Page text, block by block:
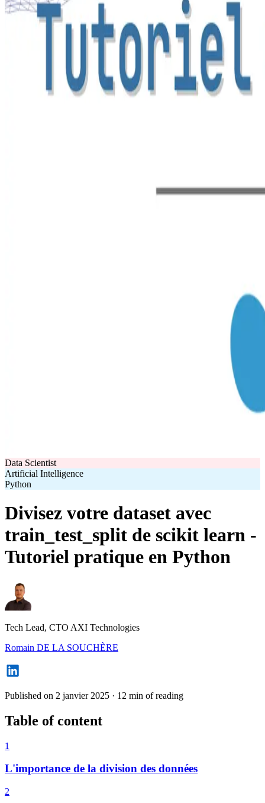
Data Scientist
Artificial Intelligence
Python
Divisez votre dataset avec
train_test_split de scikit learn -
Tutoriel pratique en Python
Tech Lead, CTO AXI Technologies
Romain DE LA SOUCHÈRE
Published on 2 janvier 2025 · 12 min of reading
Table of content
1
L'importance de la division des données
2